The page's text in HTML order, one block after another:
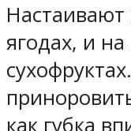
ягодах, и
как губка